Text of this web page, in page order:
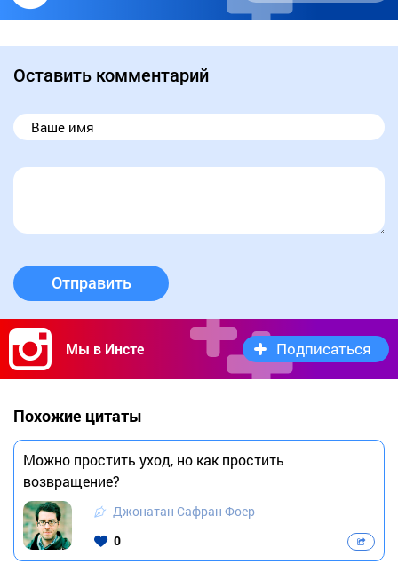
Оставить комментарий
Отправить
Мы в Инсте Подписаться
Похожие цитаты
Можно простить уход, но как простить
возвращение?
Джонатан Сафран Фоер
0